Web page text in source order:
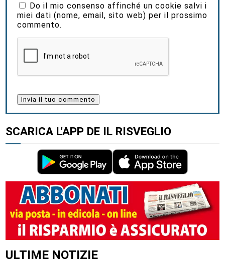
Do il mio consenso affinché un cookie salvi i
miei dati (nome, email, sito web) per il prossimo
commento.
SCARICA L'APP DE IL RISVEGLIO
ULTIME NOTIZIE